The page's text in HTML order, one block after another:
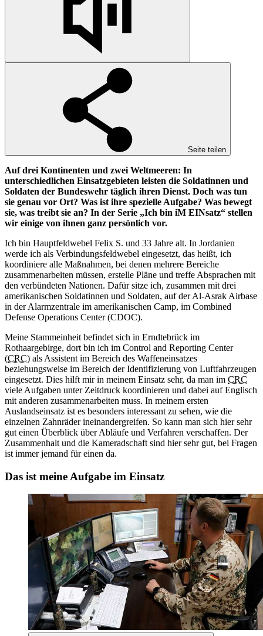
Seite teilen
Auf drei Kontinenten und zwei Weltmeeren: In
unterschiedlichen Einsatzgebieten leisten die Soldatinnen und
Soldaten der Bundeswehr täglich ihren Dienst. Doch was tun
sie genau vor Ort? Was ist ihre spezielle Aufgabe? Was bewegt
sie, was treibt sie an? In der Serie „Ich bin iM EINsatz“ stellen
wir einige von ihnen ganz persönlich vor.
Ich bin Hauptfeldwebel Felix S. und 33 Jahre alt. In Jordanien
werde ich als Verbindungsfeldwebel eingesetzt, das heißt, ich
koordiniere alle Maßnahmen, bei denen mehrere Bereiche
zusammenarbeiten müssen, erstelle Pläne und treffe Absprachen mit
den verbündeten Nationen. Dafür sitze ich, zusammen mit drei
amerikanischen Soldatinnen und Soldaten, auf der Al-Asrak Airbase
in der Alarmzentrale im amerikanischen Camp, im Combined
Defense Operations Center (CDOC).
Meine Stammeinheit befindet sich in Erndtebrück im
Rothaargebirge, dort bin ich im Control and Reporting Center
(CRC) als Assistent im Bereich des Waffeneinsatzes
beziehungsweise im Bereich der Identifizierung von Luftfahrzeugen
eingesetzt. Dies hilft mir in meinem Einsatz sehr, da man im CRC
viele Aufgaben unter Zeitdruck koordinieren und dabei auf Englisch
mit anderen zusammenarbeiten muss. In meinem ersten
Auslandseinsatz ist es besonders interessant zu sehen, wie die
einzelnen Zahnräder ineinandergreifen. So kann man sich hier sehr
gut einen Überblick über Abläufe und Verfahren verschaffen. Der
Zusammenhalt und die Kameradschaft sind hier sehr gut, bei Fragen
ist immer jemand für einen da.
Das ist meine Aufgabe im Einsatz